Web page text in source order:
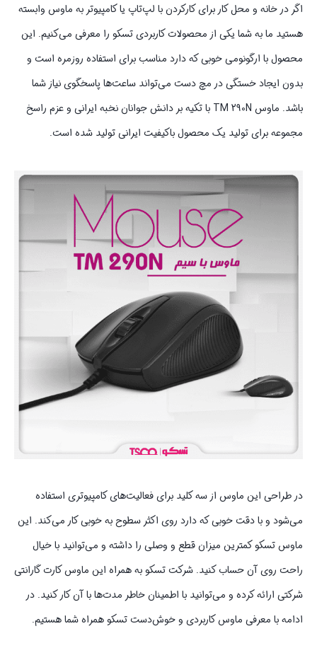
اگر در خانه و محل کار برای کارکردن با لپ‌تاپ یا کامپیوتر به ماوس وابسته
هستید ما به شما یکی از محصولات کاربردی تسکو را معرفی می‌کنیم. این
محصول با ارگونومی خوبی که دارد مناسب برای استفاده روزمره است و
بدون ایجاد خستگی در مچ دست می‌تواند ساعت‌ها پاسخگوی نیاز شما
باشد. ماوس TM 290N با تکیه بر دانش جوانان نخبه ایرانی و عزم راسخ
مجموعه برای تولید یک محصول باکیفیت ایرانی تولید شده است.
در طراحی این ماوس از سه کلید برای فعالیت‌های کامپیوتری استفاده
می‌شود و با دقت خوبی که دارد روی اکثر سطوح به خوبی کار می‌کند. این
ماوس تسکو کمترین میزان قطع و وصلی را داشته و می‌توانید با خیال
راحت روی آن حساب کنید. شرکت تسکو به همراه این ماوس کارت گارانتی
شرکتی ارائه کرده و می‌توانید با اطمینان خاطر مدت‌ها با آن کار کنید. در
ادامه با معرفی ماوس کاربردی و خوش‌دست تسکو همراه شما هستیم.